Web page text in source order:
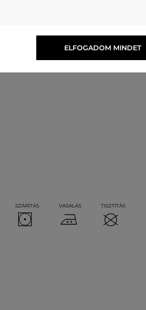
SZÁRÍTÁS VASALÁS TISZTÍTÁS
ELFOGADOM MINDET